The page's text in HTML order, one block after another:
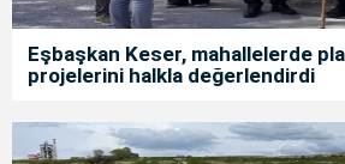
Eşbaşkan Keser, mahallelerde
projelerini halkla değerlendirdi